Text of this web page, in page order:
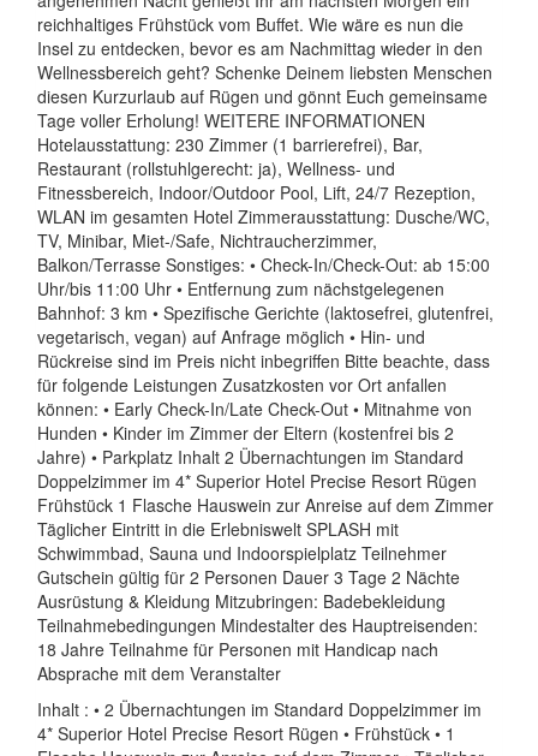
reichhaltiges Frühstück vom Buffet. Wie wäre es nun die
Insel zu entdecken, bevor es am Nachmittag wieder in den
Wellnessbereich geht? Schenke Deinem liebsten Menschen
diesen Kurzurlaub auf Rügen und gönnt Euch gemeinsame
Tage voller Erholung! WEITERE INFORMATIONEN
Hotelausstattung: 230 Zimmer (1 barrierefrei), Bar,
Restaurant (rollstuhlgerecht: ja), Wellness- und
Fitnessbereich, Indoor/Outdoor Pool, Lift, 24/7 Rezeption,
WLAN im gesamten Hotel Zimmerausstattung: Dusche/WC,
TV, Minibar, Miet-/Safe, Nichtraucherzimmer,
Balkon/Terrasse Sonstiges: • Check-In/Check-Out: ab 15:00
Uhr/bis 11:00 Uhr • Entfernung zum nächstgelegenen
Bahnhof: 3 km • Spezifische Gerichte (laktosefrei, glutenfrei,
vegetarisch, vegan) auf Anfrage möglich • Hin- und
Rückreise sind im Preis nicht inbegriffen Bitte beachte, dass
für folgende Leistungen Zusatzkosten vor Ort anfallen
können: • Early Check-In/Late Check-Out • Mitnahme von
Hunden • Kinder im Zimmer der Eltern (kostenfrei bis 2
Jahre) • Parkplatz Inhalt 2 Übernachtungen im Standard
Doppelzimmer im 4* Superior Hotel Precise Resort Rügen
Frühstück 1 Flasche Hauswein zur Anreise auf dem Zimmer
Täglicher Eintritt in die Erlebniswelt SPLASH mit
Schwimmbad, Sauna und Indoorspielplatz Teilnehmer
Gutschein gültig für 2 Personen Dauer 3 Tage 2 Nächte
Ausrüstung & Kleidung Mitzubringen: Badebekleidung
Teilnahmebedingungen Mindestalter des Hauptreisenden:
18 Jahre Teilnahme für Personen mit Handicap nach
Absprache mit dem Veranstalter
Inhalt : • 2 Übernachtungen im Standard Doppelzimmer im
4* Superior Hotel Precise Resort Rügen • Frühstück • 1